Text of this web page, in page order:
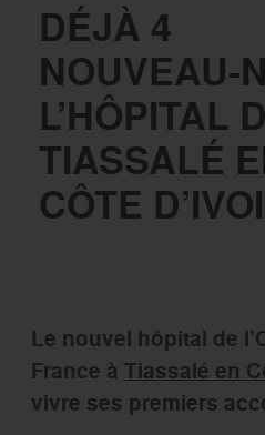
DÉJÀ 4
NOUVEAU-
L’HÔPITAL
TIASSALÉ
CÔTE
Le nouvel hôpital de
France à Tiassalé en
vivre ses premiers